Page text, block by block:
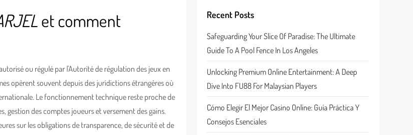
et comment
ou régulé par l'Autorité de régulation des jeux en
opèrent souvent depuis des juridictions étrangères où
Le fonctionnement technique reste proche de
gestion des comptes joueurs et versement des gains.
sur les obligations de transparence, de sécurité et de
Recent Posts
Safeguarding Your Slice Of Paradise: The Ultimate
Guide To A Pool Fence In Los Angeles
Unlocking Premium Online Entertainment: A Deep
Dive Into FU88 For Malaysian Players
Cómo Elegir El Mejor Casino Online: Guía Práctica Y
Consejos Esenciales